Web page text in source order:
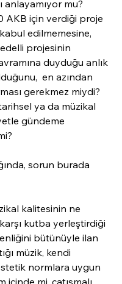
anlayamıyor mu?
AKB için verdiği proje
edilmemesine,
projesinin
duyduğu anlık
en azından
gerekmez miydi?
ya da müzikal
gündeme
sorun burada
kalitesinin ne
kutba yerleştirdiği
bütünüyle ilan
müzik, kendi
normlara uygun
içinde mi, çatışmalı